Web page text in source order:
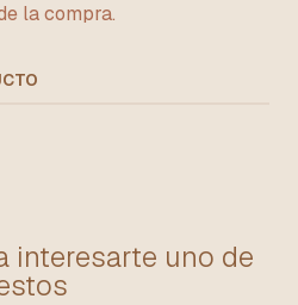
la compra.
interesarte uno de